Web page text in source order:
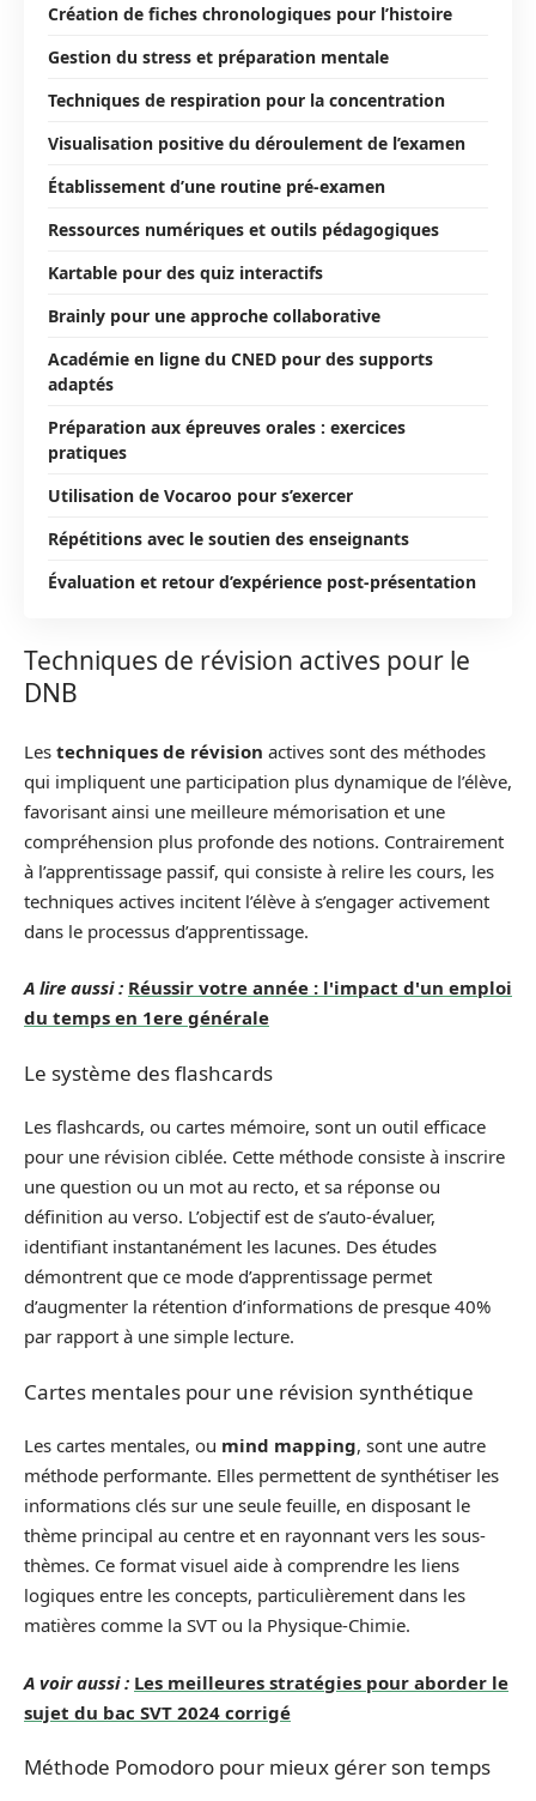
Création de fiches chronologiques pour l’histoire
Gestion du stress et préparation mentale
Techniques de respiration pour la concentration
Visualisation positive du déroulement de l’examen
Établissement d’une routine pré-examen
Ressources numériques et outils pédagogiques
Kartable pour des quiz interactifs
Brainly pour une approche collaborative
Académie en ligne du CNED pour des supports
adaptés
Préparation aux épreuves orales : exercices
pratiques
Utilisation de Vocaroo pour s’exercer
Répétitions avec le soutien des enseignants
Évaluation et retour d’expérience post-présentation
Techniques de révision actives pour le
DNB
Les techniques de révision actives sont des méthodes
qui impliquent une participation plus dynamique de l’élève,
favorisant ainsi une meilleure mémorisation et une
compréhension plus profonde des notions. Contrairement
à l’apprentissage passif, qui consiste à relire les cours, les
techniques actives incitent l’élève à s’engager activement
dans le processus d’apprentissage.
A lire aussi : Réussir votre année : l'impact d'un emploi
du temps en 1ere générale
Le système des flashcards
Les flashcards, ou cartes mémoire, sont un outil efficace
pour une révision ciblée. Cette méthode consiste à inscrire
une question ou un mot au recto, et sa réponse ou
définition au verso. L’objectif est de s’auto-évaluer,
identifiant instantanément les lacunes. Des études
démontrent que ce mode d’apprentissage permet
d’augmenter la rétention d’informations de presque 40%
par rapport à une simple lecture.
Cartes mentales pour une révision synthétique
Les cartes mentales, ou mind mapping, sont une autre
méthode performante. Elles permettent de synthétiser les
informations clés sur une seule feuille, en disposant le
thème principal au centre et en rayonnant vers les sous-
thèmes. Ce format visuel aide à comprendre les liens
logiques entre les concepts, particulièrement dans les
matières comme la SVT ou la Physique-Chimie.
A voir aussi : Les meilleures stratégies pour aborder le
sujet du bac SVT 2024 corrigé
Méthode Pomodoro pour mieux gérer son temps